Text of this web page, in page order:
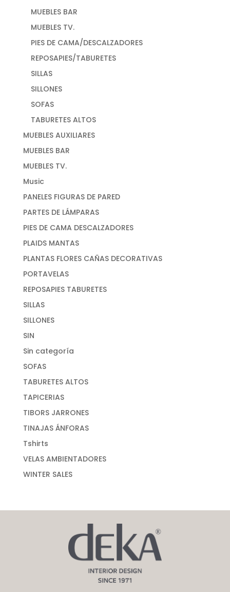
MUEBLES BAR
MUEBLES TV.
PIES DE CAMA/DESCALZADORES
REPOSAPIES/TABURETES
SILLAS
SILLONES
SOFAS
TABURETES ALTOS
MUEBLES AUXILIARES
MUEBLES BAR
MUEBLES TV.
Music
PANELES FIGURAS DE PARED
PARTES DE LÁMPARAS
PIES DE CAMA DESCALZADORES
PLAIDS MANTAS
PLANTAS FLORES CAÑAS DECORATIVAS
PORTAVELAS
REPOSAPIES TABURETES
SILLAS
SILLONES
SIN
Sin categoría
SOFAS
TABURETES ALTOS
TAPICERIAS
TIBORS JARRONES
TINAJAS ÁNFORAS
Tshirts
VELAS AMBIENTADORES
WINTER SALES